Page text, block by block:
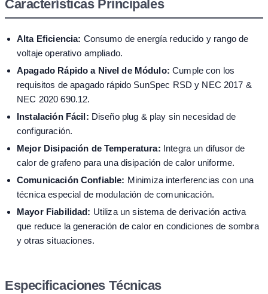
Características Principales
Alta Eficiencia: Consumo de energía reducido y rango de
voltaje operativo ampliado.
Apagado Rápido a Nivel de Módulo: Cumple con los
requisitos de apagado rápido SunSpec RSD y NEC 2017 &
NEC 2020 690.12.
Instalación Fácil: Diseño plug & play sin necesidad de
configuración.
Mejor Disipación de Temperatura: Integra un difusor de
calor de grafeno para una disipación de calor uniforme.
Comunicación Confiable: Minimiza interferencias con una
técnica especial de modulación de comunicación.
Mayor Fiabilidad: Utiliza un sistema de derivación activa
que reduce la generación de calor en condiciones de sombra
y otras situaciones.
Especificaciones Técnicas